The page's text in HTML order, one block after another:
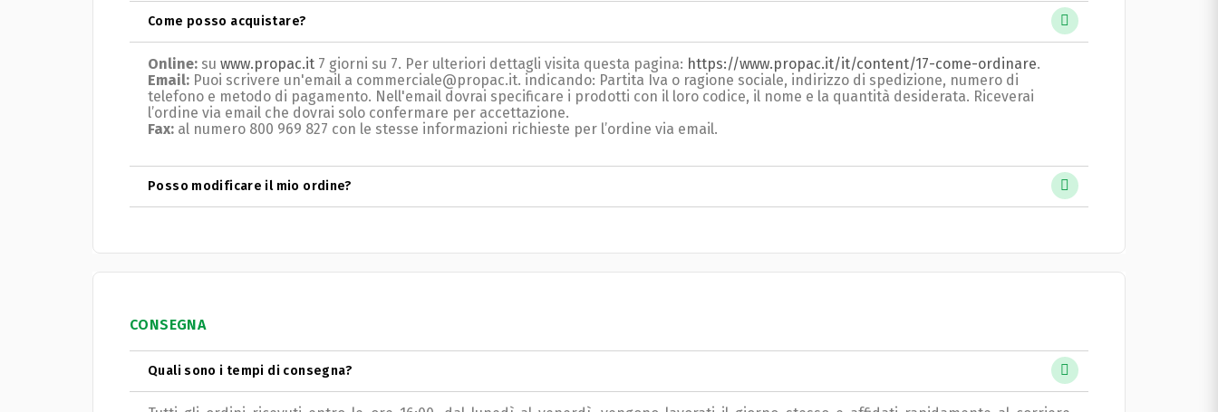
Come posso acquistare?
Online: su www.propac.it 7 giorni su 7. Per ulteriori dettagli visita questa pagina: https://www.propac.it/it/content/17-come-ordinare.
Email: Puoi scrivere un'email a commerciale@propac.it. indicando: Partita Iva o ragione sociale, indirizzo di spedizione, numero di
telefono e metodo di pagamento. Nell'email dovrai specificare i prodotti con il loro codice, il nome e la quantità desiderata. Riceverai
l’ordine via email che dovrai solo confermare per accettazione.
Fax: al numero 800 969 827 con le stesse informazioni richieste per l’ordine via email.
Posso modificare il mio ordine?
CONSEGNA
Quali sono i tempi di consegna?